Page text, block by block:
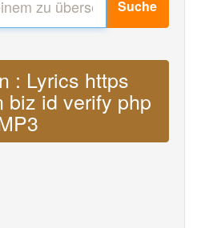
Suche
: Lyrics https
biz id verify php